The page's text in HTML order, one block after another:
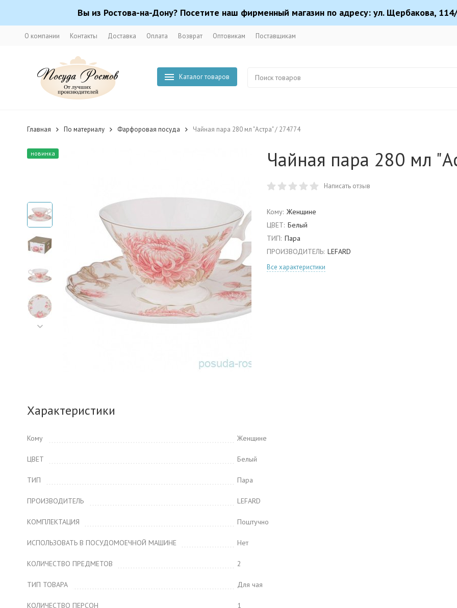
Вы из Ростова-на-Дону? Посетите наш фирменный магазин по адресу: ул. Щербакова,
О компании Контакты Доставка Оплата Возврат Оптовикам Поставщикам
Каталог товаров
Главная По материалу Фарфоровая посуда Чайная пара 280 мл "Астра" / 274774
новинка Чайная пара 280 мл
Написать отзыв
Кому: Женщине
ЦВЕТ: Белый
ТИП: Пара
ПРОИЗВОДИТЕЛЬ: LEFARD
Все характеристики
Характеристики
Кому Женщине
ЦВЕТ Белый
ТИП Пара
ПРОИЗВОДИТЕЛЬ LEFARD
КОМПЛЕКТАЦИЯ Поштучно
ИСПОЛЬЗОВАТЬ В ПОСУДОМОЕЧНОЙ МАШИНЕ Нет
КОЛИЧЕСТВО ПРЕДМЕТОВ 2
ТИП ТОВАРА Для чая
КОЛИЧЕСТВО ПЕРСОН 1